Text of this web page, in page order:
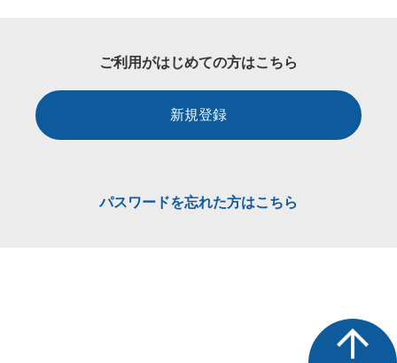
ご利用がはじめての方はこちら
新規登録
パスワードを忘れた方はこちら